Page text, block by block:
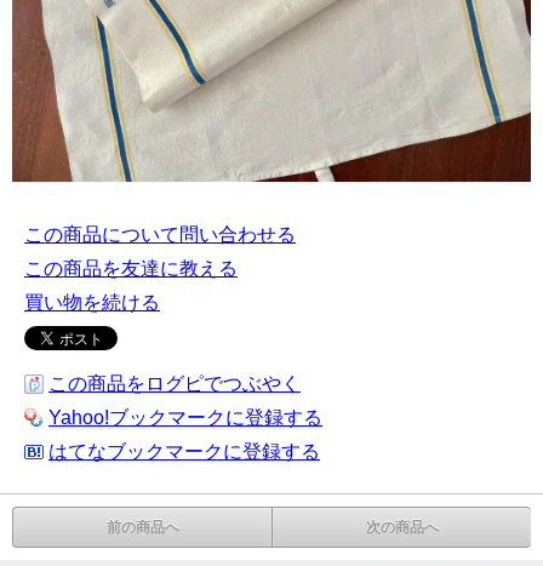
この商品について問い合わせる
この商品を友達に教える
買い物を続ける
この商品をログピでつぶやく
Yahoo!ブックマークに登録する
はてなブックマークに登録する
前の商品へ 次の商品へ